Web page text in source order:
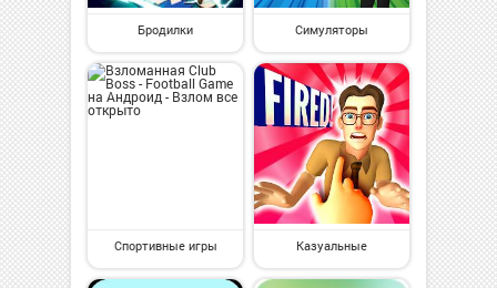
Бродилки Симуляторы
Спортивные игры Казуальные